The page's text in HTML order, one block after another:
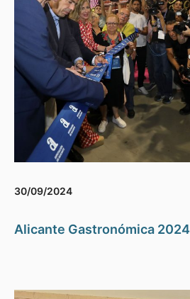
30/09/2024
Alicante Gastronómica 2024